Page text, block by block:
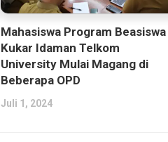
Mahasiswa Program Beasiswa
Kukar Idaman Telkom
University Mulai Magang di
Beberapa OPD
Juli 1, 2024